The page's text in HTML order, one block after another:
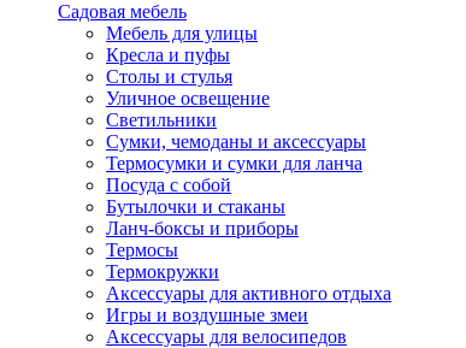
Садовая мебель
Мебель для улицы
Кресла и пуфы
Столы и стулья
Уличное освещение
Светильники
Сумки, чемоданы и аксессуары
Термосумки и сумки для ланча
Посуда с собой
Бутылочки и стаканы
Ланч-боксы и приборы
Термосы
Термокружки
Аксессуары для активного отдыха
Игры и воздушные змеи
Аксессуары для велосипедов